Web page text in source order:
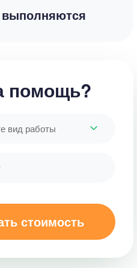
помощь?
вид работы
стоимость